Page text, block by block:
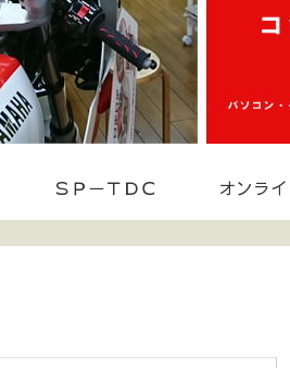
ＳＰ－ＴＤＣ オンラ